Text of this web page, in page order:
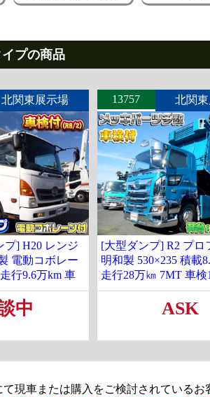
プの商品
北関東展示場
] H20 レンジ
電動コボレー
行9.6万km 車
中
13757 北関
[大型ダンプ] R2 プロ
明和製 530×235 積載
走行28万㎞ 7MT 車検
ASK
て現車または購入をご検討されているお